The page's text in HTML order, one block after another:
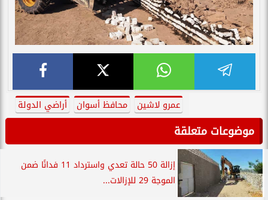
عمرو لاشين محافظ أسوان أراضي الدولة
موضوعات متعلقة
إزالة 50 حالة تعدي واسترداد 11 فدانًا ضمن
الموجة 29 للإزالات...